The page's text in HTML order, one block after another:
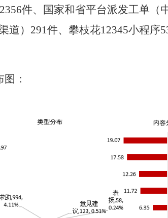
件、 国家和省平台派发工单（
道） 291件、攀枝花12345小程序
：